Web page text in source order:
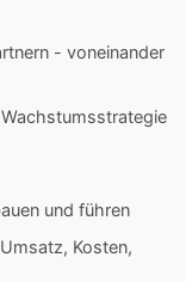
- voneinander
und führen
Kosten,